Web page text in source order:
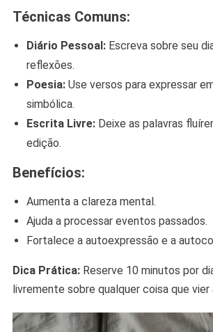
Técnicas Comuns:
Diário Pessoal:Escreva sobre seu
reflexões.
Poesia:Use versos para expressar
simbólica.
Escrita Livre:Deixe as palavras
edição.
Benefícios:
Aumenta a clareza mental.
Ajuda a processar eventos passados.
Fortalece a autoexpressão e a
Dica Prática:Reserve 10 minutos por
livremente sobre qualquer coisa que vier